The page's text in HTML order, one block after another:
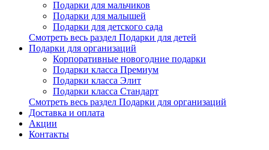
Подарки для мальчиков
Подарки для малышей
Подарки для детского сада
Смотреть весь раздел Подарки для детей
Подарки для организаций
Корпоративные новогодние подарки
Подарки класса Премиум
Подарки класса Элит
Подарки класса Стандарт
Смотреть весь раздел Подарки для организаций
Доставка и оплата
Акции
Контакты